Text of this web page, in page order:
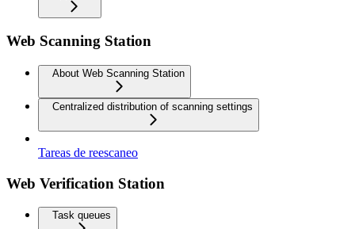
Web Scanning Station
About Web Scanning Station
Centralized distribution of scanning settings
Tareas de reescaneo
Web Verification Station
Task queues